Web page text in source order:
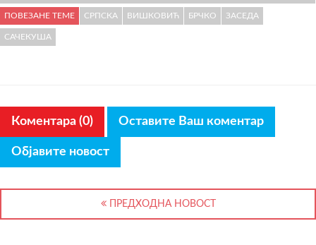
ПОВЕЗАНЕ ТЕМЕ СРПСКА ВИШКОВИЋ БРЧКО ЗАСЕДА
САЧЕКУША
Коментара (0) Оставите Ваш коментар
Објавите новост
ПРЕДХОДНА НОВОСТ